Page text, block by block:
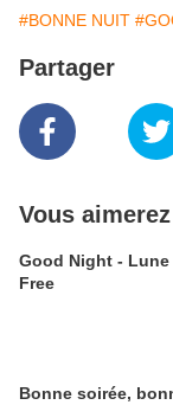
#BONNE NUIT
Partager
Vous
Good Night - Lune
Free
Bonne soirée,